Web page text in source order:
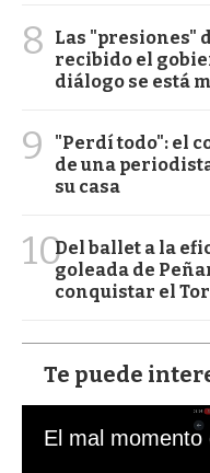
8
Las "presiones"
recibido el
diálogo se está
9
"Perdí todo": el
de una
su casa
10Del ballet a la
goleada de
conquistar el
Te puede